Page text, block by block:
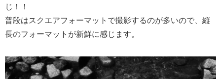
じ！！
普段はスクエアフォーマットで撮影するのが多いので、縦
長のフォーマットが新鮮に感じます。